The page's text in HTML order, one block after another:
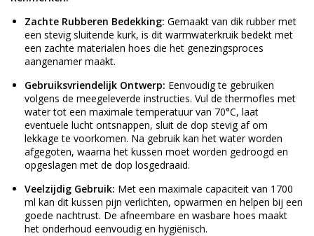
Zachte Rubberen Bedekking: Gemaakt van dik rubber met
een stevig sluitende kurk, is dit warmwaterkruik bedekt met
een zachte materialen hoes die het genezingsproces
aangenamer maakt.
Gebruiksvriendelijk Ontwerp: Eenvoudig te gebruiken
volgens de meegeleverde instructies. Vul de thermofles met
water tot een maximale temperatuur van 70°C, laat
eventuele lucht ontsnappen, sluit de dop stevig af om
lekkage te voorkomen. Na gebruik kan het water worden
afgegoten, waarna het kussen moet worden gedroogd en
opgeslagen met de dop losgedraaid.
Veelzijdig Gebruik: Met een maximale capaciteit van 1700
ml kan dit kussen pijn verlichten, opwarmen en helpen bij een
goede nachtrust. De afneembare en wasbare hoes maakt
het onderhoud eenvoudig en hygiënisch.